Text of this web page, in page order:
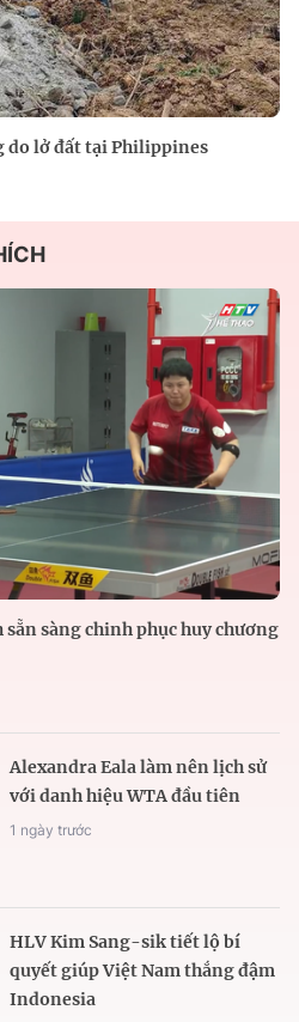
lở đất tại Philippines
sàng chinh phục huy chương
Alexandra Eala làm nên lịch sử
với danh hiệu WTA đầu tiên
1 ngày trước
HLV Kim Sang-sik tiết lộ bí
quyết giúp Việt Nam thắng đậm
Indonesia